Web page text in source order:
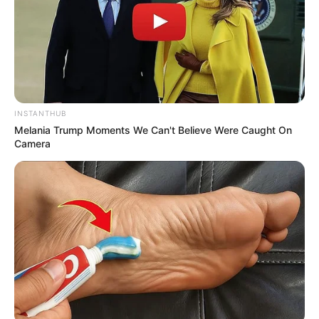
Μπήκε σε κατάστημα για την τουαλέτα και
άδειασε την αποθήκη των υπαλλήλων! (Βίντεο
ντοκουμέντο)
Τελευταία νέα
λεωφορειακές γραμμές με τη
λειτουργία της επέκτασης του Μετρό
στην Καλαμαριά
Τραγωδία στην Πάτρα: Πέθανε βρέφος
οκτώ ημερών στη ΜΕΘ του «Άγιος
Ανδρέας»
Απάτη με τρακτέρ στην Εύβοια: Έκανε
φτερά προκαταβολή 2.480€
INSTANTHUB
Melania Trump Moments We Can't Believe Were Caught On
Camera